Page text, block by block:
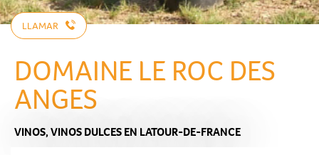
LLAMAR
DOMAINE LE ROC DES
ANGES
VINOS,VINOS DULCESEN LATOUR-DE-FRANCE